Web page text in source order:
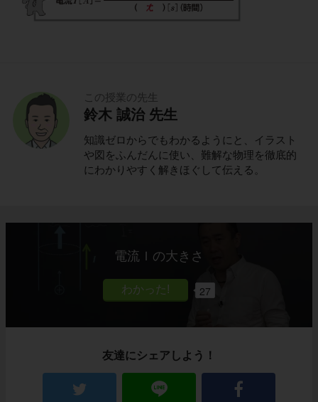
この授業の先生
鈴木 誠治 先生
知識ゼロからでもわかるようにと、イラスト
や図をふんだんに使い、難解な物理を徹底的
にわかりやすく解きほぐして伝える。
電流Ｉの大きさ
27
友達にシェアしよう！